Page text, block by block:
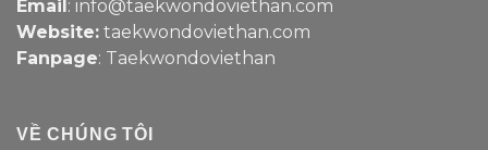
Email: info@taekwondoviethan.com
Website: taekwondoviethan.com
Fanpage: Taekwondoviethan
VỀ CHÚNG TÔI